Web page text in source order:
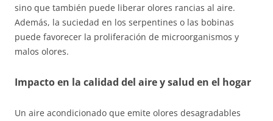
sino que también puede liberar olores rancias al aire.
Además, la suciedad en los serpentines o las bobinas
puede favorecer la proliferación de microorganismos y
malos olores.
Impacto en la calidad del aire y salud en el hogar
Un aire acondicionado que emite olores desagradables